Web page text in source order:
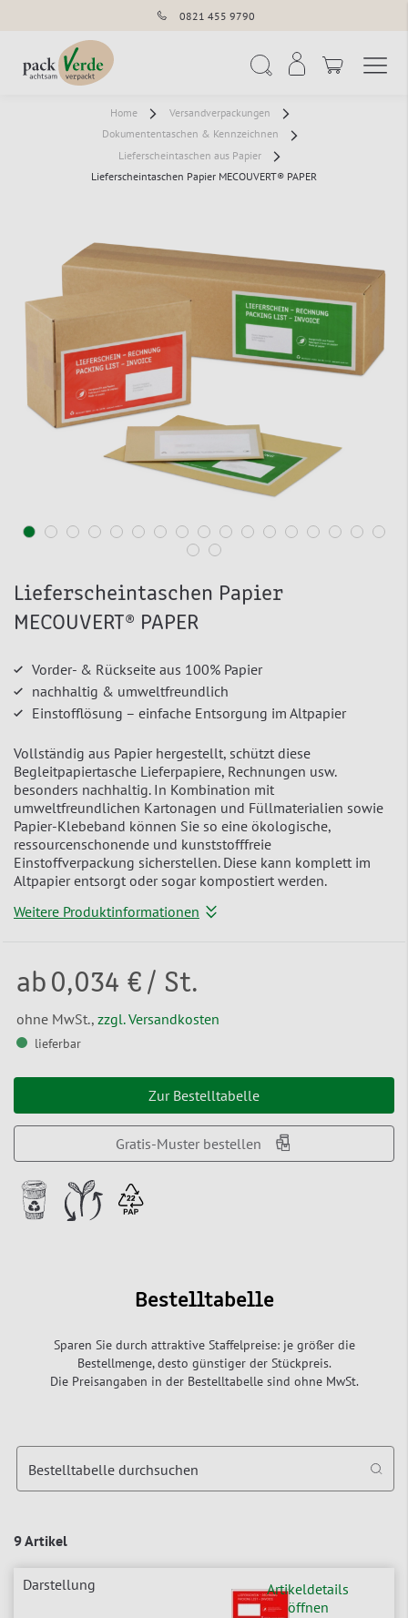
0821 455 9790
Home
Versandverpackungen
Dokumententaschen & Kennzeichnen
Lieferscheintaschen aus Papier
Lieferscheintaschen Papier MECOUVERT® PAPER
Lieferscheintaschen Papier
MECOUVERT® PAPER
Vorder- & Rückseite aus 100% Papier
nachhaltig & umweltfreundlich
Einstofflösung – einfache Entsorgung im Altpapier
Vollständig aus Papier hergestellt, schützt diese
Begleitpapiertasche Lieferpapiere, Rechnungen usw.
besonders nachhaltig. In Kombination mit
umweltfreundlichen Kartonagen und Füllmaterialien sowie
Papier-Klebeband können Sie so eine ökologische,
ressourcenschonende und kunststofffreie
Einstoffverpackung sicherstellen. Diese kann komplett im
Altpapier entsorgt oder sogar kompostiert werden.
Weitere Produktinformationen
ab 0,034 € / St.
ohne MwSt., zzgl. Versandkosten
lieferbar
Zur Bestelltabelle
Gratis-Muster bestellen
Bestelltabelle
Sparen Sie durch attraktive Staffelpreise: je größer die
Bestellmenge, desto günstiger der Stückpreis.
Die Preisangaben in der Bestelltabelle sind ohne MwSt.
9 Artikel
Bestelltabelle durchsuchen
Artikeldetails
öffnen